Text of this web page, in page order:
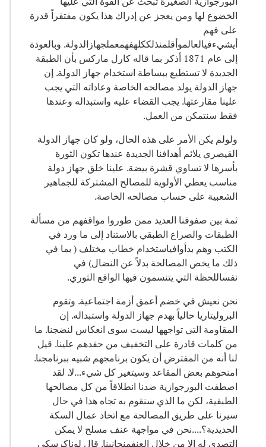
الخضوع لها ومن يعجز عن إدراك هذا يكون مفتقراً قدرة
على فهم
أيشيءفيالعالموأقلمنذلككلهفهمعملجهازالدولة. وبالعودة
إلى عام 1871 أذكر بما قاله كارل ماركس بأن الطبقة
الجديدة لا تستطيع ببساطة استخدام جهاز الدولة. إن
جهاز الدولة يولد مصالحه الخاصة وعاداته التي يجب
علينا مقارعتها. يجب القضاء عليه واستبداله وعندها
فقط سنتمكن من العمل.
ولولم يكن الأمر على هذه الحال، ولو كان جهاز الدولة
القيصري يلائم أهدافنا الجديدة عندها تكون الثورة
بأسرها لا تساوي قشرة بيضة. علينا خلق جهاز دولة
مناسب يعطي الأولوية للمصالح المشتركة للجماهير
الشعبية على حساب مصالحه الخاصة.
ثمة بين صفوفنا العديد ممن طوروا مواقفهم من مسألة
الطبقات والصراع الطبقي بالاستناد إلى ما ورد في
الكتب وهم بدأوافياستخدام خطاب مختلف ( بما في
ذلك ما يخص المصالحة بدلاً عن النضال) في
نفساللحظة التي يتنسمون فيها الواقع الثوري.
نحن نعيش في خضم أعمق أزمة اجتماعية. وتقوم
البروليتاريا حالياً بهدم جهاز الدولة واستبداله. إن
المقاومة التي تواجهها ليست سوى انعكاس لنضجنا. ما
من كلمات قادرة على التخفيف من حقدهم علينا. قيل
لنا أنه من المفترض أن يكون برنامجهم شبيه ببرنامجنا.
امنحوهم بعض المقاعد وسيتغير كل شيء...لا. لقد
اصطفت البورجوازية ضدنا انطلاقاً من كل مصالحها
الطبقية، لكن ما الذي سنقوم به تجاه هذا في حال
سيرنا على طريق المصالحة مع اتحاد عمال السكة
الحديدية؟....نحن في مواجهة عنف مسلح لا يمكن
التصدي له إلا من خلال العنفمنجانبنا. قال لوناكرسكي